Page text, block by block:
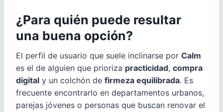
¿Para quién puede resultar
una buena opción?
El perfil de usuario que suele inclinarse por Calm
es el de alguien que prioriza practicidad, compra
digital y un colchón de firmeza equilibrada. Es
frecuente encontrarlo en departamentos urbanos,
parejas jóvenes o personas que buscan renovar el